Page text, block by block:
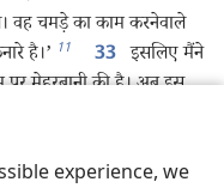
experience, we
वह चमड़े का काम करनेवाले
है।’ 11 33 इसलिए मैंने
मेहरबानी की है। अब इस
सारी बातें सुनें, जिन्हें सुनाने
अच्छी तरह समझ गया हूँ कि